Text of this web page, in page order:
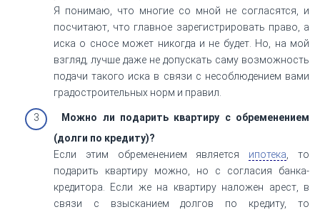
Я понимаю, что многие со мной не согласятся, и
посчитают, что главное зарегистрировать право, а
иска о сносе может никогда и не будет. Но, на мой
взгляд, лучше даже не допускать саму возможность
подачи такого иска в связи с несоблюдением вами
градостроительных норм и правил.
Можно ли подарить квартиру с обременением
(долги по кредиту)?
Если этим обременением является ипотека , то
подарить квартиру можно, но с согласия банка-
кредитора. Если же на квартиру наложен арест, в
связи с взысканием долгов по кредиту, то